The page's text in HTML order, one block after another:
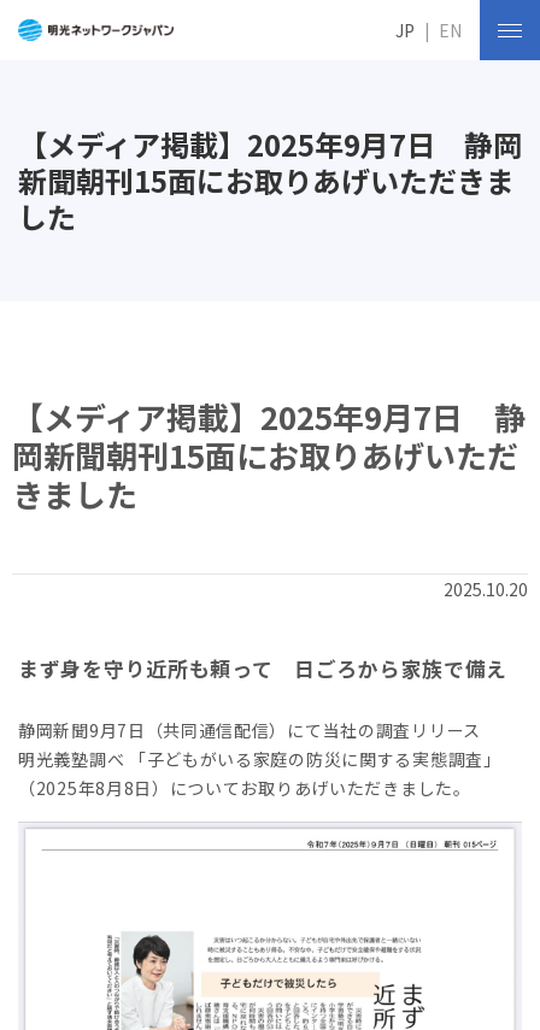
【メディア掲載】2025年9月7日 静岡
新聞朝刊15面にお取りあげいただきま
した
【メディア掲載】2025年9月7日 静
岡新聞朝刊15面にお取りあげいただ
きました
2025.10.20
まず身を守り近所も頼って 日ごろから家族で備え
静岡新聞9月7日（共同通信配信）にて当社の調査リリース
明光義塾調べ 「子どもがいる家庭の防災に関する実態調査」
（2025年8月8日）についてお取りあげいただきました。
JP EN